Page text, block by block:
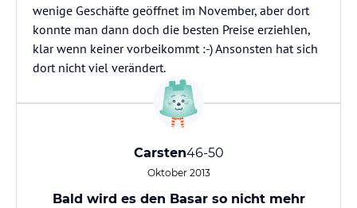
wenige Geschäfte geöffnet im November, aber dort
konnte man dann doch die besten Preise erziehlen,
klar wenn keiner vorbeikommt :-) Ansonsten hat sich
dort nicht viel verändert.
Carsten46-50
Oktober 2013
Bald wird es den Basar so nicht mehr